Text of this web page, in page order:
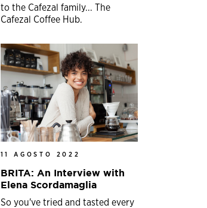
to the Cafezal family... The
Cafezal Coffee Hub.
11 AGOSTO 2022
BRITA: An Interview with
Elena Scordamaglia
So you've tried and tasted every